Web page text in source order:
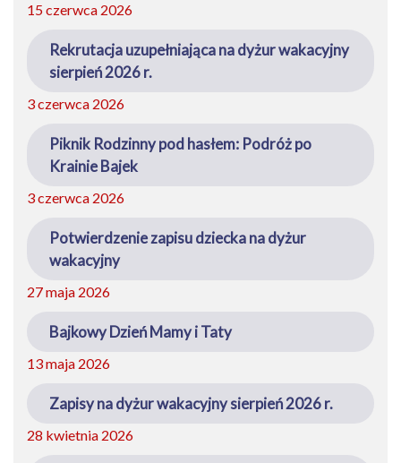
15 czerwca 2026
Rekrutacja uzupełniająca na dyżur wakacyjny
sierpień 2026 r.
3 czerwca 2026
Piknik Rodzinny pod hasłem: Podróż po
Krainie Bajek
3 czerwca 2026
Potwierdzenie zapisu dziecka na dyżur
wakacyjny
27 maja 2026
Bajkowy Dzień Mamy i Taty
13 maja 2026
Zapisy na dyżur wakacyjny sierpień 2026 r.
28 kwietnia 2026